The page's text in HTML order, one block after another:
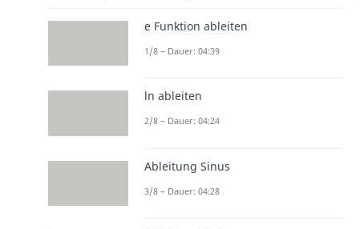
e Funktion ableiten
1/8 – Dauer: 04:39
ln ableiten
2/8 – Dauer: 04:24
Ableitung Sinus
3/8 – Dauer: 04:28